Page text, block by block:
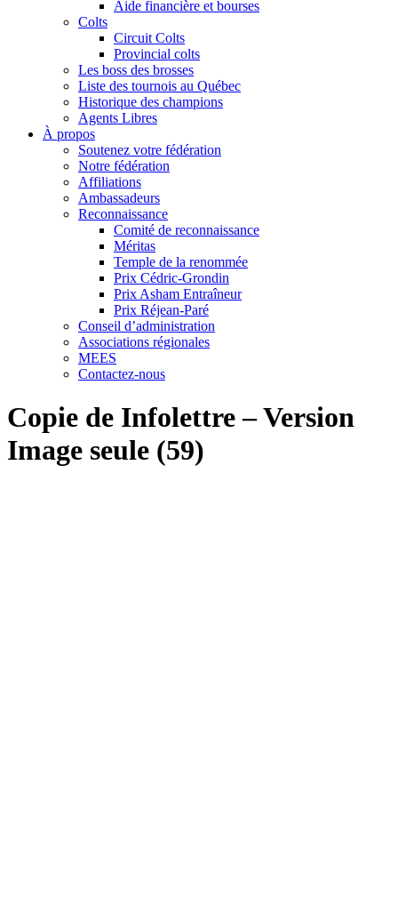
Aide financière et bourses
Colts
Circuit Colts
Provincial colts
Les boss des brosses
Liste des tournois au Québec
Historique des champions
Agents Libres
À propos
Soutenez votre fédération
Notre fédération
Affiliations
Ambassadeurs
Reconnaissance
Comité de reconnaissance
Méritas
Temple de la renommée
Prix Cédric-Grondin
Prix Asham Entraîneur
Prix Réjean-Paré
Conseil d’administration
Associations régionales
MEES
Contactez-nous
Copie de Infolettre – Version
Image seule (59)